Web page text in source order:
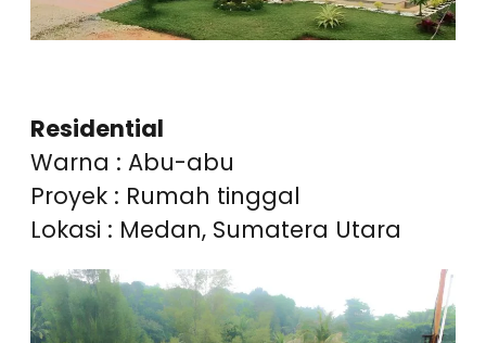
Residential
Warna : Abu-abu
Proyek : Rumah tinggal
Lokasi : Medan, Sumatera Utara